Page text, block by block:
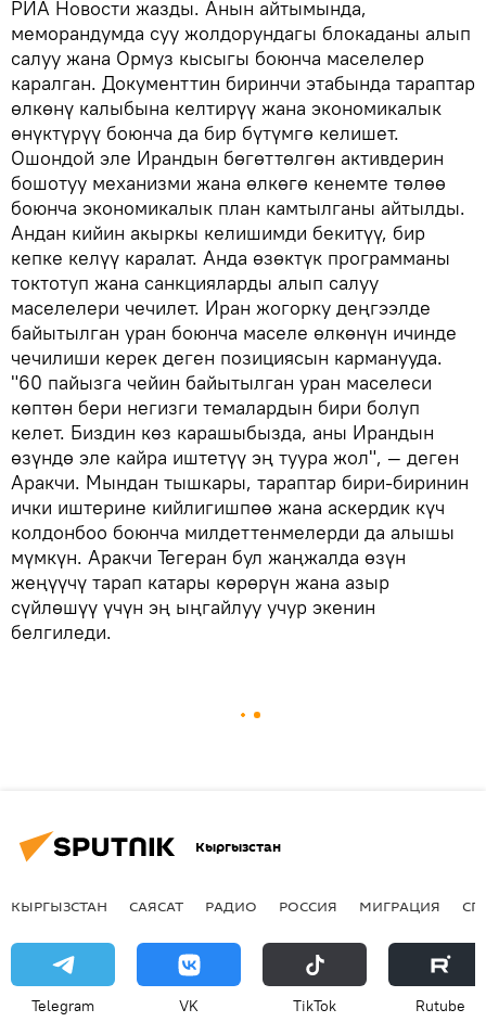
РИА Новости жазды. Анын айтымында,
меморандумда суу жолдорундагы блокаданы алып
салуу жана Ормуз кысыгы боюнча маселелер
каралган. Документтин биринчи этабында тараптар
өлкөнү калыбына келтирүү жана экономикалык
өнүктүрүү боюнча да бир бүтүмгө келишет.
Ошондой эле Ирандын бөгөттөлгөн активдерин
бошотуу механизми жана өлкөгө кенемте төлөө
боюнча экономикалык план камтылганы айтылды.
Андан кийин акыркы келишимди бекитүү, бир
кепке келүү каралат. Анда өзөктүк программаны
токтотуп жана санкцияларды алып салуу
маселелери чечилет. Иран жогорку деңгээлде
байытылган уран боюнча маселе өлкөнүн ичинде
чечилиши керек деген позициясын карманууда.
"60 пайызга чейин байытылган уран маселеси
көптөн бери негизги темалардын бири болуп
келет. Биздин көз карашыбызда, аны Ирандын
өзүндө эле кайра иштетүү эң туура жол", — деген
Аракчи. Мындан тышкары, тараптар бири-биринин
ички иштерине кийлигишпөө жана аскердик күч
колдонбоо боюнча милдеттенмелерди да алышы
мүмкүн. Аракчи Тегеран бул жаңжалда өзүн
жеңүүчү тарап катары көрөрүн жана азыр
сүйлөшүү үчүн эң ыңгайлуу учур экенин
белгиледи.
Кыргызстан
КЫРГЫЗСТАН САЯСАТ РАДИО РОССИЯ МИГРАЦИЯ
Telegram VK ТikТоk Rutube